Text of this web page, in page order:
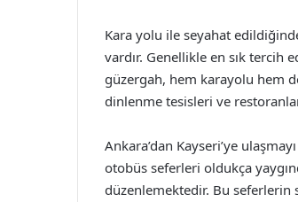
Kara yolu ile seyahat
vardır. Genellikle en sık tercih
güzergah, hem karayolu hem
dinlenme tesisleri ve
Ankara’dan Kayseri’ye
otobüs seferleri oldukça
düzenlemektedir. Bu seferlerin